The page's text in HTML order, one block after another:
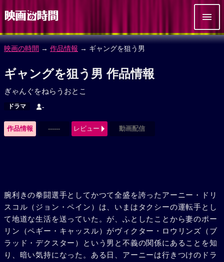
映画の時間 → 作品情報 → ギャングを狙う男
ギャングを狙う男 作品情報
ぎゃんぐをねらうおとこ
ドラマ -
作品情報 ------ レビュー 動画配信
腕利きの拳闘選手としてかつて全盛を誇ったアーニー・ドリ
スコル（ジョン・ペイン）は、いまはタクシーの運転手とし
て地道な生活を送っていた。が、ふとしたことから妻のポー
リン（ペギー・キャッスル）がヴィクター・ロウリンズ（ブ
ラッド・デクスター）という男と不義の関係にあることを知
り、暗い気持になった。ある日、アーニーは行きつけのドラ